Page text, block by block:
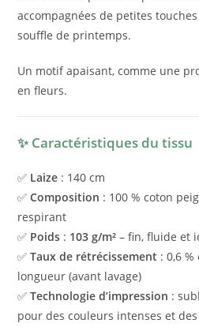
accompagnées de petites
souffle de printemps.
Un motif apaisant, comme une
en fleurs.
✨ Caractéristiques du tissu
✅ Laize : 140 cm
✅Composition : 100 % coton
respirant
✅ Poids : 103 g/m² – fin, fluide et
✅Taux de rétrécissement : 0,6
longueur (avant lavage)
✅Technologie d’impression :
pour des couleurs intenses et